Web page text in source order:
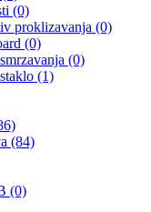
(0)
proklizavanja (0)
(0)
(0)
(1)
(84)
(0)